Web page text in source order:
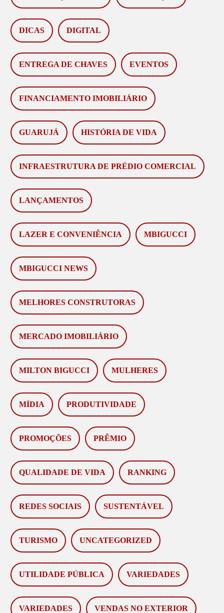
DICAS DIGITAL
ENTREGA DE CHAVES EVENTOS
FINANCIAMENTO IMOBILIÁRIO
GUARUJÁ HISTÓRIA DE VIDA
INFRAESTRUTURA DE PRÉDIO COMERCIAL
LANÇAMENTOS
LAZER E CONVENIÊNCIA MBIGUCCI
MBIGUCCI NEWS
MELHORES CONSTRUTORAS
MERCADO IMOBILIÁRIO
MILTON BIGUCCI MULHERES
MÍDIA PRODUTIVIDADE
PROMOÇÕES PRÊMIO
QUALIDADE DE VIDA RANKING
REDES SOCIAIS SUSTENTÁVEL
TURISMO UNCATEGORIZED
UTILIDADE PÚBLICA VARIEDADES
VARIEDADES VENDAS NO EXTERIOR